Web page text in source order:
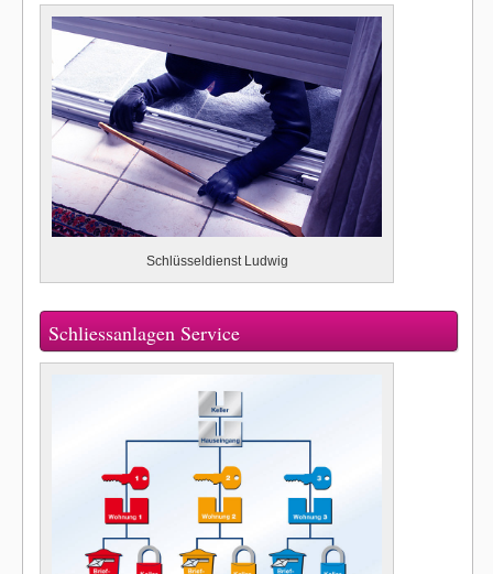
Schlüsseldienst Ludwig
Schliessanlagen Service